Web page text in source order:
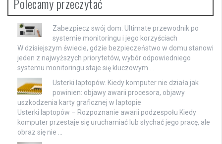
Polecamy przeczytać
Zabezpiecz swój dom: Ultimate przewodnik po
systemie monitoringu i jego korzyściach
W dzisiejszym świecie, gdzie bezpieczeństwo w domu stanowi
jeden z najwyższych priorytetów, wybór odpowiedniego
systemu monitoringu staje się kluczowym …
Usterki laptopów. Kiedy komputer nie działa jak
powinien: objawy awarii procesora, objawy
uszkodzenia karty graficznej w laptopie
Usterki laptopów – Rozpoznanie awarii podzespołu Kiedy
komputer przestaje się uruchamiać lub słychać jego pracę, ale
obraz się nie …